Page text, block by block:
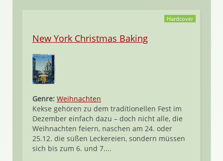
Hardcover
New York Christmas Baking
Genre: Weihnachten
Kekse gehören zu dem traditionellen Fest im
Dezember einfach dazu – doch nicht alle, die
Weihnachten feiern, naschen am 24. oder
25.12. die süßen Leckereien, sondern müssen
sich bis zum 6. und 7....